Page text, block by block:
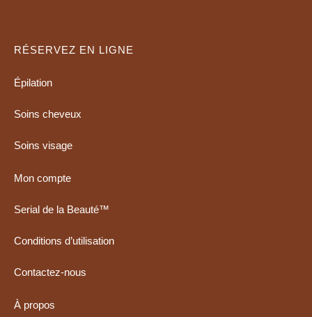
RÉSERVEZ EN LIGNE
Épilation
Soins cheveux
Soins visage
Mon compte
Serial de la Beauté™
Conditions d’utilisation
Contactez-nous
À propos